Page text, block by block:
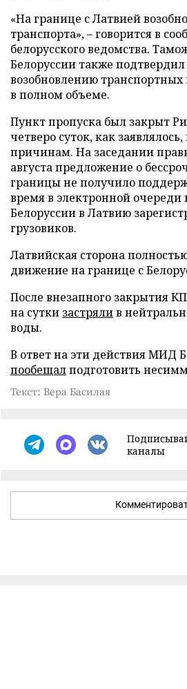
«На границе с Латвией
транспорта», – говорится в
белорусского ведомства.
Белоруссии также подтвердил
возобновлению транспортных
в полном объеме.
Пункт пропуска был закрыт
четверо суток, как
причинам. На заседании
августа предложение о
границы не получило
время в электронной очереди
Белоруссии в Латвию
грузовиков.
Латвийская сторона
движение на границе с
После внезапного закрытия
на сутки застрялив
воды.
В ответ на эти действия МИД
пообещалподготовить
Текст: Вера Басилая
каналы